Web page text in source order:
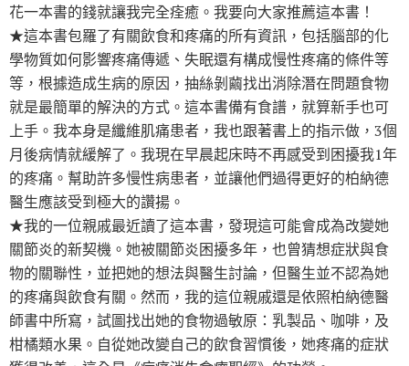
花一本書的錢就讓我完全痊癒。我要向大家推薦這本書！
★這本書包羅了有關飲食和疼痛的所有資訊，包括腦部的化
學物質如何影響疼痛傳遞、失眠還有構成慢性疼痛的條件等
等，根據造成生病的原因，抽絲剝繭找出消除潛在問題食物
就是最簡單的解決的方式。這本書備有食譜，就算新手也可
上手。我本身是纖維肌痛患者，我也跟著書上的指示做，3個
月後病情就緩解了。我現在早晨起床時不再感受到困擾我1年
的疼痛。幫助許多慢性病患者，並讓他們過得更好的柏納德
醫生應該受到極大的讚揚。
★我的一位親戚最近讀了這本書，發現這可能會成為改變她
關節炎的新契機。她被關節炎困擾多年，也曾猜想症狀與食
物的關聯性，並把她的想法與醫生討論，但醫生並不認為她
的疼痛與飲食有關。然而，我的這位親戚還是依照柏納德醫
師書中所寫，試圖找出她的食物過敏原：乳製品、咖啡，及
柑橘類水果。自從她改變自己的飲食習慣後，她疼痛的症狀